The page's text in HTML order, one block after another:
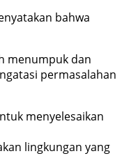
bahwa
menumpuk dan
permasalahan
menyelesaikan
lingkungan yang